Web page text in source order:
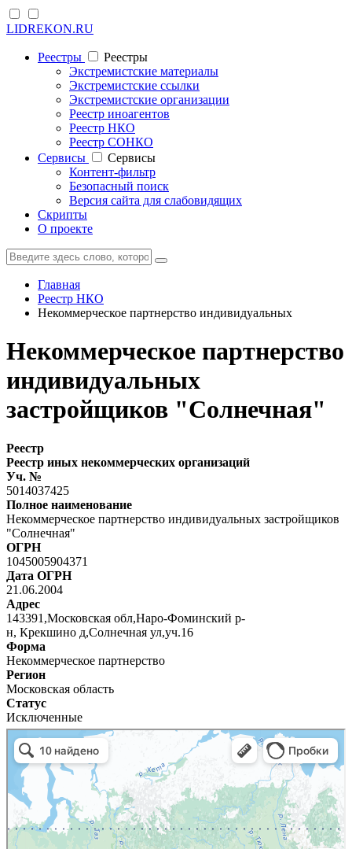
LIDREKON.RU
Реестры
Реестры
Экстремистские материалы
Экстремистские ссылки
Экстремистские организации
Реестр иноагентов
Реестр НКО
Реестр СОНКО
Cервисы
Cервисы
Контент-фильтр
Безопасный поиск
Версия сайта для слабовидящих
Скрипты
О проекте
Главная
Реестр НКО
Некоммерческое партнерство индивидуальных
Некоммерческое партнерство
индивидуальных
застройщиков "Солнечная"
Реестр
Реестр иных некоммерческих организаций
Уч. №
5014037425
Полное наименование
Некоммерческое партнерство индивидуальных застройщиков
"Солнечная"
ОГРН
1045005904371
Дата ОГРН
21.06.2004
Адрес
143391,Московская обл,Наро-Фоминский р-
н, Крекшино д,Солнечная ул,уч.16
Форма
Некоммерческое партнерство
Регион
Московская область
Статус
Исключенные